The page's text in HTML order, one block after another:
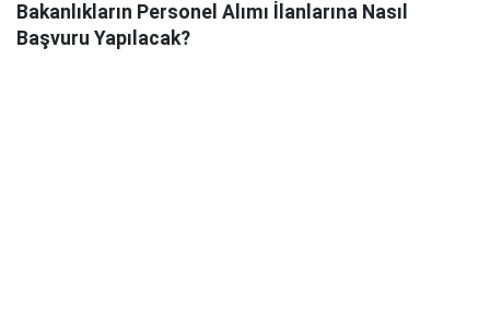
Bakanlıkların Personel Alımı İlanlarına Nasıl
Başvuru Yapılacak?